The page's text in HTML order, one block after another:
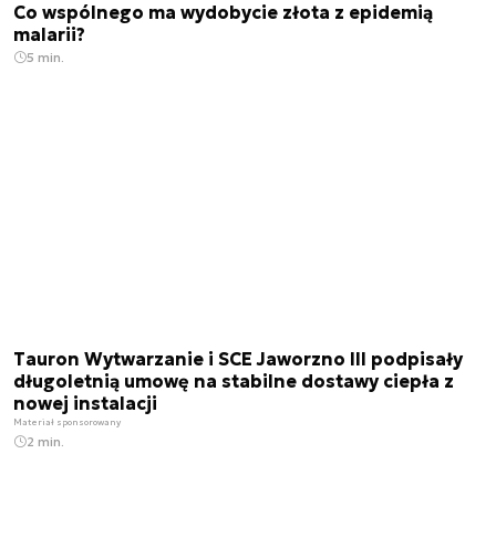
Co wspólnego ma wydobycie złota z epidemią
malarii?
5 min.
Tauron Wytwarzanie i SCE Jaworzno III podpisały
długoletnią umowę na stabilne dostawy ciepła z
nowej instalacji
Materiał sponsorowany
2 min.